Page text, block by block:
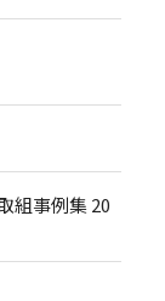
組事例集 20